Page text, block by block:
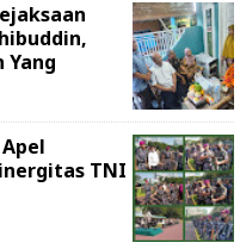
Yang
TNI